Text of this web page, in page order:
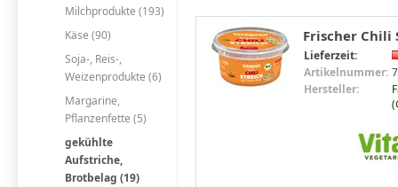
Milchprodukte (193)
Käse (90)
Soja-, Reis-,
Weizenprodukte (6)
Margarine,
Pflanzenfette (5)
gekühlte
Aufstriche,
Brotbelag (19)
Frischer Chili
Lieferzeit:
Artikelnummer:
Hersteller: